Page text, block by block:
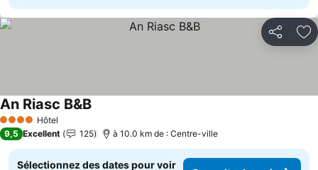
Partager
4 Étoiles Hôtel
An Riasc B&B
9,5 Excellent 125 à 10.0 km de : Centre-ville
Sélectionnez des dates pour voir